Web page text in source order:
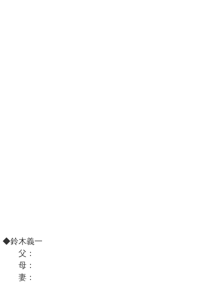
◆鈴木義一
父：
母：
妻：